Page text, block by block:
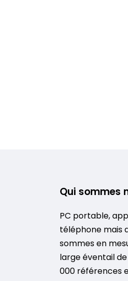
Qui sommes
PC portable,
téléphone mais
sommes en
large éventail
000 références